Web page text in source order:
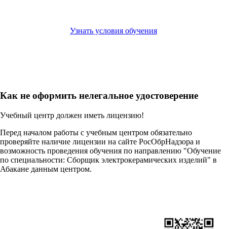
Узнать условия обучения
Как не оформить нелегальное удостоверение
Учебный центр должен иметь лицензию!
Перед началом работы с учебным центром обязательно
проверяйте наличие лицензии на сайте РосОбрНадзора и
возможность проведения обучения по направлению "Обучение
по специальности: Сборщик электрокерамических изделий" в
Абакане данным центром.